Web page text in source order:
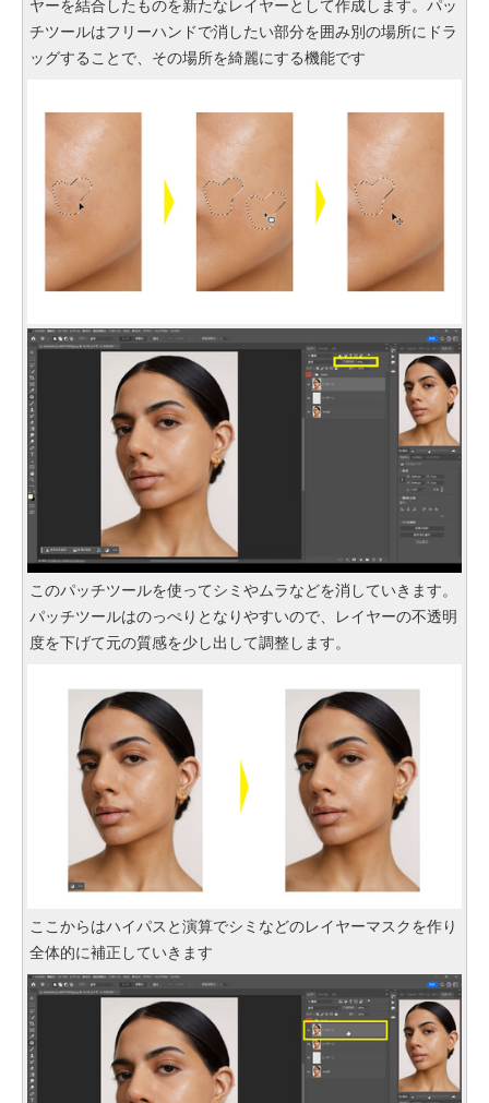
ヤーを結合したものを新たなレイヤーとして作成します。パッ
チツールはフリーハンドで消したい部分を囲み別の場所にドラ
ッグすることで、その場所を綺麗にする機能です
このパッチツールを使ってシミやムラなどを消していきます。
パッチツールはのっぺりとなりやすいので、レイヤーの不透明
度を下げて元の質感を少し出して調整します。
ここからはハイパスと演算でシミなどのレイヤーマスクを作り
全体的に補正していきます